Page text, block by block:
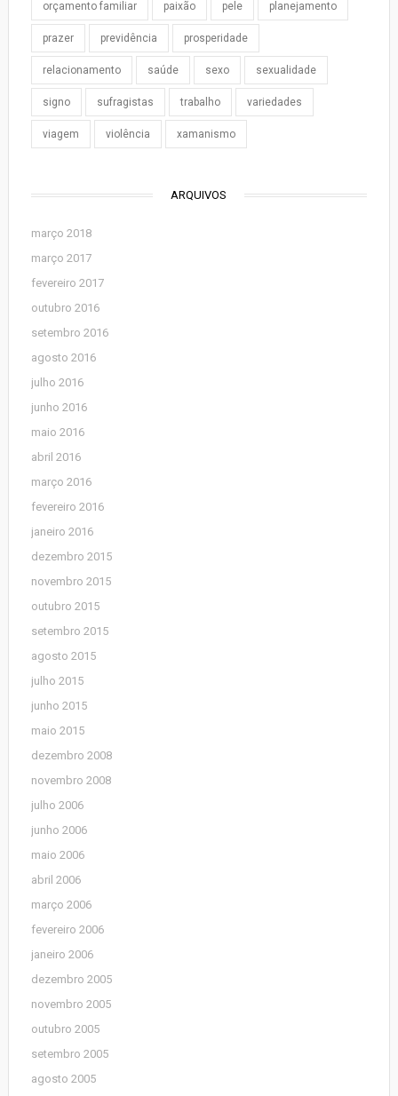
orçamento familiar paixão pele planejamento
prazer previdência prosperidade
relacionamento saúde sexo sexualidade
signo sufragistas trabalho variedades
viagem violência xamanismo
ARQUIVOS
março 2018
março 2017
fevereiro 2017
outubro 2016
setembro 2016
agosto 2016
julho 2016
junho 2016
maio 2016
abril 2016
março 2016
fevereiro 2016
janeiro 2016
dezembro 2015
novembro 2015
outubro 2015
setembro 2015
agosto 2015
julho 2015
junho 2015
maio 2015
dezembro 2008
novembro 2008
julho 2006
junho 2006
maio 2006
abril 2006
março 2006
fevereiro 2006
janeiro 2006
dezembro 2005
novembro 2005
outubro 2005
setembro 2005
agosto 2005